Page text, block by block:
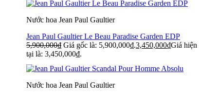
Nước hoa Jean Paul Gaultier
Jean Paul Gaultier Le Beau Paradise Garden EDP
5,900,000₫ Giá gốc là: 5,900,000₫.3,450,000₫Giá hiện
tại là: 3,450,000₫.
Nước hoa Jean Paul Gaultier